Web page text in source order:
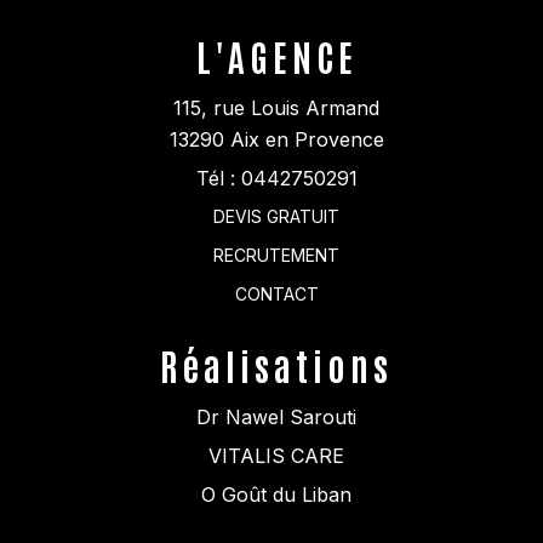
L'AGENCE
115, rue Louis Armand
13290 Aix en Provence
Tél : 0442750291
DEVIS GRATUIT
RECRUTEMENT
CONTACT
Réalisations
Dr Nawel Sarouti
VITALIS CARE
O Goût du Liban